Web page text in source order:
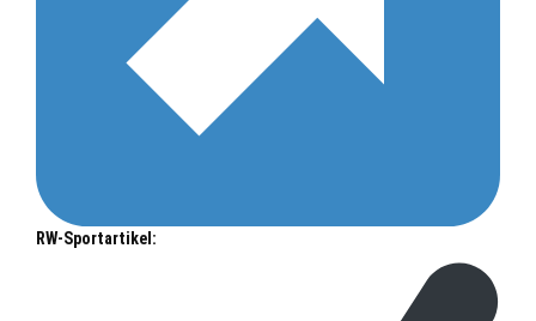
RW-Sportartikel: